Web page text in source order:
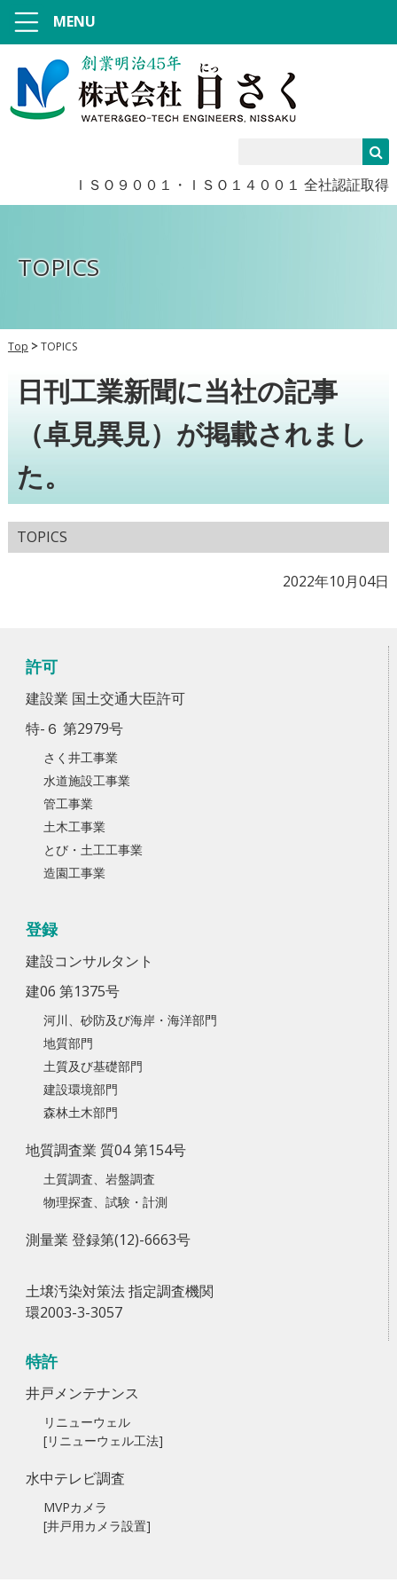
ＩＳＯ９００１・ＩＳＯ１４００１ 全社認証取得
MENU
TOPICS
Top TOPICS
日刊工業新聞に当社の記事
（卓見異見）が掲載されまし
た。
TOPICS
2022年10月04日
許可
建設業 国土交通大臣許可
特-６ 第2979号
さく井工事業
水道施設工事業
管工事業
土木工事業
とび・土工工事業
造園工事業
登録
建設コンサルタント
建06 第1375号
河川、砂防及び海岸・海洋部門
地質部門
土質及び基礎部門
建設環境部門
森林土木部門
地質調査業 質04 第154号
土質調査、岩盤調査
物理探査、試験・計測
測量業 登録第(12)-6663号
土壌汚染対策法 指定調査機関
環2003-3-3057
特許
井戸メンテナンス
リニューウェル
[リニューウェル工法]
水中テレビ調査
MVPカメラ
[井戸用カメラ設置]